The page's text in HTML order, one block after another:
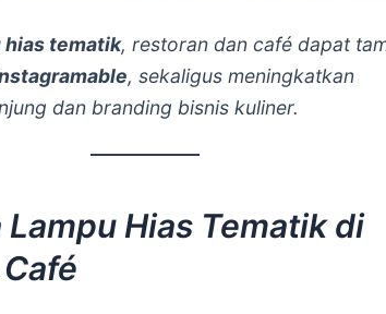
hias tematik, restoran dan café dapat
, sekaligus meningkatkan
dan branding bisnis kuliner.
Hias Tematik di